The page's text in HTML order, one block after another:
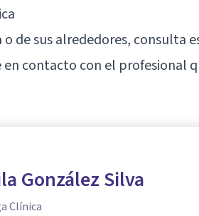
de sus alrededores, consulta
contacto con el profesional
González Silva
Clínica